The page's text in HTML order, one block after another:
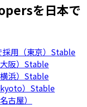
を日本で
用（東京） Stable
阪） Stable
浜） Stable
） Stable
古屋）